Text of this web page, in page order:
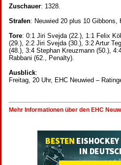
Zuschauer: 1328.
Strafen: Neuwied 20 plus 10 Gibbons,
Tore: 0:1 Jiri Svejda (22.), 1:1 Felix
(29.), 2:2 Jiri Svejda (30.), 3:2 Artur
(48.), 3:4 Stephan Kreuzmann (50.),
Rabbani (62., Penalty).
Ausblick:
Freitag, 20 Uhr, EHC Neuwied –
Mehr Informationen über den EHC